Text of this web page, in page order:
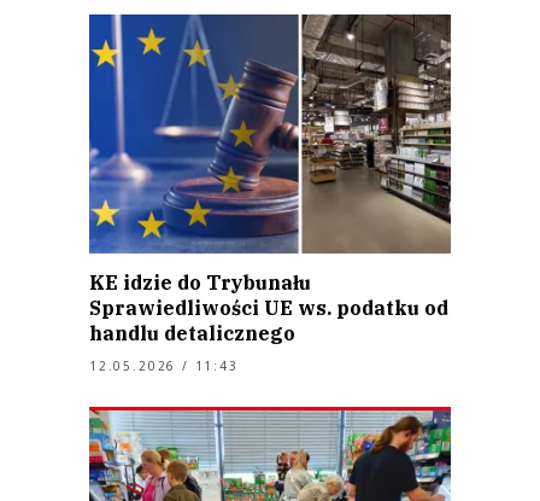
KE idzie do Trybunału
Sprawiedliwości UE ws. podatku od
handlu detalicznego
12.05.2026 / 11:43